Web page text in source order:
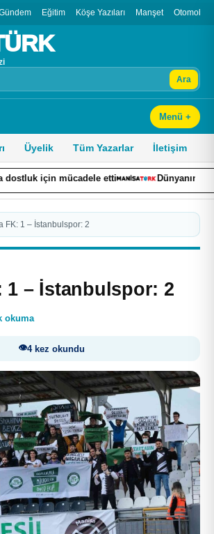
Eğitim Köşe Yazıları Manşet Otomobil
Ara
Menü +
Üyelik Tüm Yazarlar İletişim
mücadele etti Dünyanın çantası
FK: 1 – İstanbulspor: 2
1 – İstanbulspor: 2
okuma
4 kez okundu